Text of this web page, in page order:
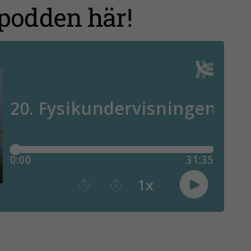
här!
webbplatsen
över huvud
Statistik
kunna
förbättra